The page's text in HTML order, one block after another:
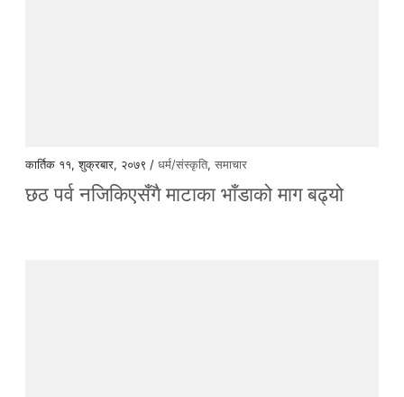
कार्तिक ११, शुक्रबार, २०७९ /धर्म/संस्कृति,समाचार
छठ पर्व नजिकिएसँगै माटाका भाँडाको माग बढ्यो